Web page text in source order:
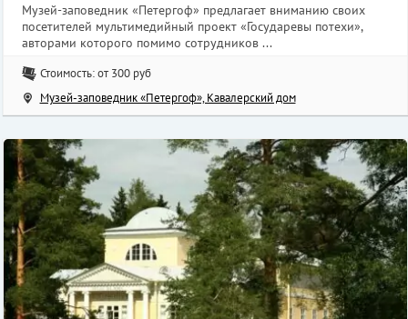
Музей-заповедник «Петергоф» предлагает вниманию своих
посетителей мультимедийный проект «Государевы потехи»,
авторами которого помимо сотрудников ...
Стоимость: от 300 руб
Музей-заповедник «Петергоф», Кавалерский дом